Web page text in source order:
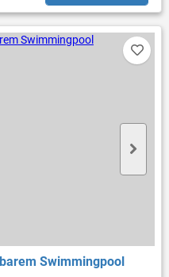
Swimmingpool